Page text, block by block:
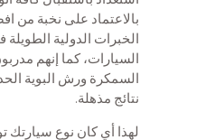
بالاعتماد على نخبة من
الخبرات الدولية
السيارات، كما إنهم
السمكرة ورش البوية
نتائج مذهلة.
لهذا أي كان نوع سيارتك